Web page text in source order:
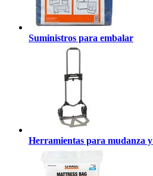
Suministros para embalar
Herramientas para mudanza y